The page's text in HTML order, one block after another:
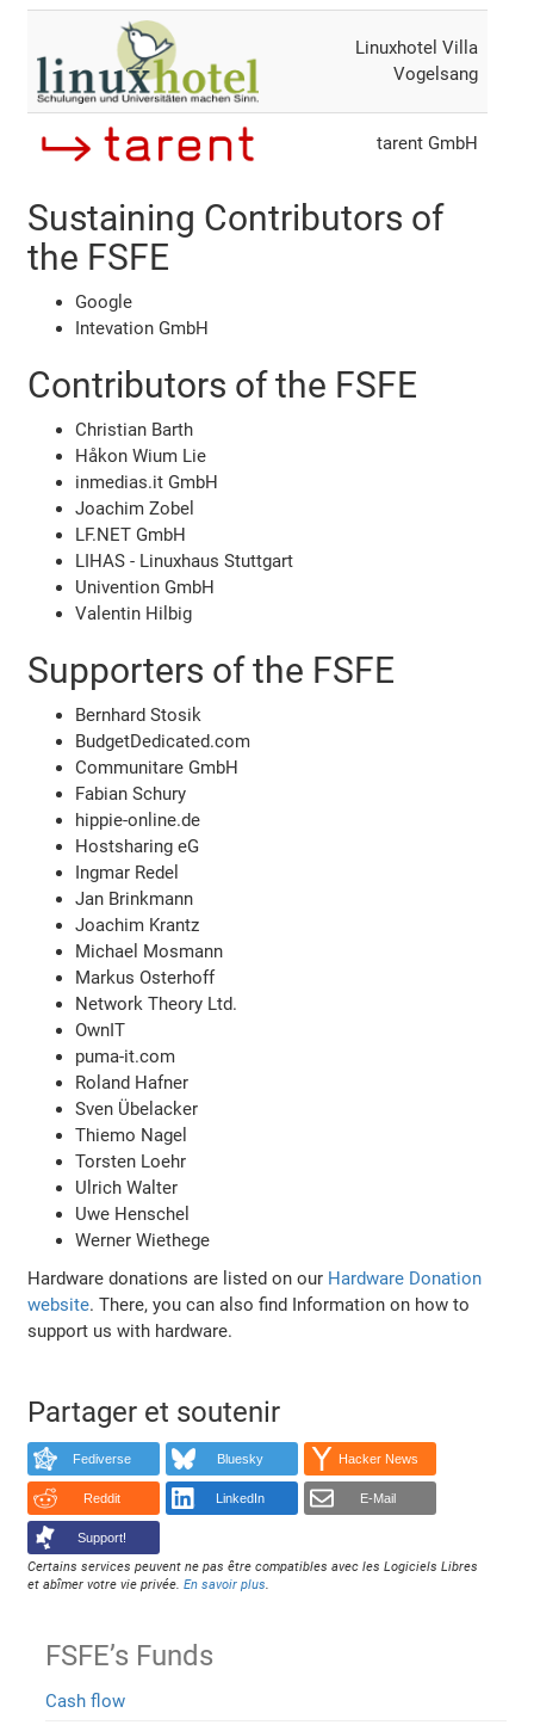
Linuxhotel Villa
Vogelsang
tarent GmbH
Sustaining Contributors of
the FSFE
Google
Intevation GmbH
Contributors of the FSFE
Christian Barth
Håkon Wium Lie
inmedias.it GmbH
Joachim Zobel
LF.NET GmbH
LIHAS - Linuxhaus Stuttgart
Univention GmbH
Valentin Hilbig
Supporters of the FSFE
Bernhard Stosik
BudgetDedicated.com
Communitare GmbH
Fabian Schury
hippie-online.de
Hostsharing eG
Ingmar Redel
Jan Brinkmann
Joachim Krantz
Michael Mosmann
Markus Osterhoff
Network Theory Ltd.
OwnIT
puma-it.com
Roland Hafner
Sven Übelacker
Thiemo Nagel
Torsten Loehr
Ulrich Walter
Uwe Henschel
Werner Wiethege
Hardware donations are listed on our Hardware Donation
website. There, you can also find Information on how to
support us with hardware.
Partager et soutenir
Fediverse Bluesky Hacker News
Reddit LinkedIn E-Mail
Support!
Certains services peuvent ne pas être compatibles avec les Logiciels Libres
et abîmer votre vie privée.En savoir plus
FSFE’s Funds
Cash flow